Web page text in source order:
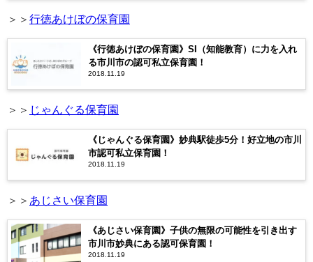
＞＞ 行徳あけぼの保育園
《行徳あけぼの保育園》SI（知能教育）に力を入れ
る市川市の認可私立保育園！
2018.11.19
＞＞ じゃんぐる保育園
《じゃんぐる保育園》妙典駅徒歩5分！好立地の市川
市認可私立保育園！
2018.11.19
＞＞ あじさい保育園
《あじさい保育園》子供の無限の可能性を引き出す
市川市妙典にある認可保育園！
2018.11.19